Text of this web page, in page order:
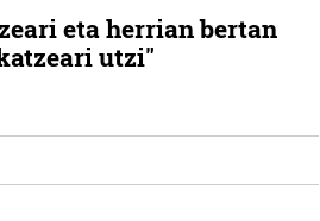
eta herrian bertan
utzi"